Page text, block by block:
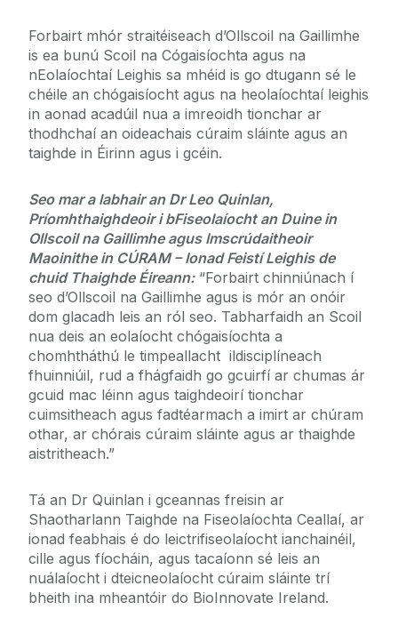
Forbairt mhór straitéiseach d’Ollscoil na Gaillimhe
is ea bunú Scoil na Cógaisíochta agus na
nEolaíochtaí Leighis sa mhéid is go dtugann sé le
chéile an chógaisíocht agus na heolaíochtaí leighis
in aonad acadúil nua a imreoidh tionchar ar
thodhchaí an oideachais cúraim sláinte agus an
taighde in Éirinn agus i gcéin.
Seo mar a labhair an Dr Leo Quinlan,
Príomhthaighdeoir i bFiseolaíocht an Duine in
Ollscoil na Gaillimhe agus Imscrúdaitheoir
Maoinithe in CÚRAM – Ionad Feistí Leighis de
chuid Thaighde Éireann:“Forbairt chinniúnach í
seo d’Ollscoil na Gaillimhe agus is mór an onóir
dom glacadh leis an ról seo. Tabharfaidh an Scoil
nua deis an eolaíocht chógaisíochta a
chomhtháthú le timpeallacht ildisciplíneach
fhuinniúil, rud a fhágfaidh go gcuirfí ar chumas ár
gcuid mac léinn agus taighdeoirí tionchar
cuimsitheach agus fadtéarmach a imirt ar chúram
othar, ar chórais cúraim sláinte agus ar thaighde
aistritheach.”
Tá an Dr Quinlan i gceannas freisin ar
Shaotharlann Taighde na Fiseolaíochta Ceallaí, ar
ionad feabhais é do leictrifiseolaíocht ianchainéil,
cille agus fíocháin, agus tacaíonn sé leis an
nuálaíocht i dteicneolaíocht cúraim sláinte trí
bheith ina mheantóir do BioInnovate Ireland.